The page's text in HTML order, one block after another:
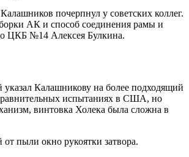
почерпнул у советских коллег.
АК и способ соединения рамы и
ЦКБ №14 Алексея Булкина.
Калашникову на более подходящий
испытаниях в США, но
винтовка Холека была сложна в
пыли окно рукоятки затвора.